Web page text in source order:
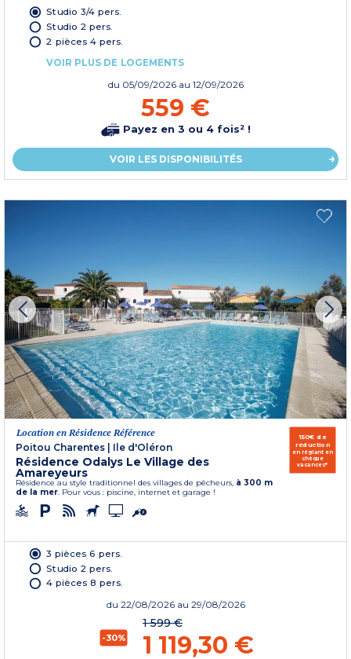
Studio 3/4 pers.
Studio 2 pers.
2 pièces 4 pers.
VOIR PLUS DE LOGEMENTS
du 05/09/2026 au 12/09/2026
559 €
Payez en 3 ou 4 fois² !
VOIR LES DISPONIBILITÉS
Location en Résidence Référence
Poitou Charentes
Ile d'Oléron
Résidence Odalys Le Village des
Amareyeurs
Résidence au style traditionnel des villages de pêcheurs, à 300 m
de la mer. Pour vous : piscine, internet et garage !
150€ de
réduction
en réglant en
chèque
vacances*
3 pièces 6 pers.
Studio 2 pers.
4 pièces 8 pers.
du 22/08/2026 au 29/08/2026
-30%
1 599 €
1 119,30 €